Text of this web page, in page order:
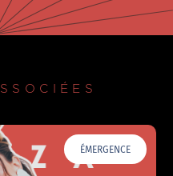
ÉMERGENCE